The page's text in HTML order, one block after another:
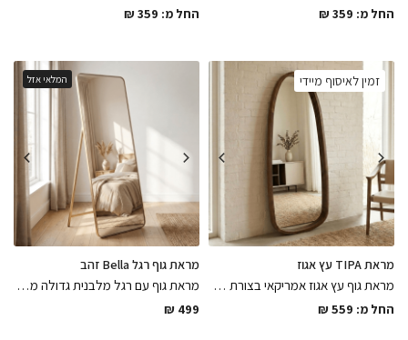
החל מ: ₪ 359 החל מ: ₪ 359
זמין לאיסוף מיידי
מראת TIPA עץ אגוז
מראת גוף עץ אגוז אמריקאי בצורת טיפה ממסגרת עץ בגימור לכה מט במגוון מידות , פיס שיכניס המון חום לחלל וישדרג אותו
החל מ: ₪ 559
המלאי אזל
מראת גוף רגל Bella זהב
מראת גוף עם רגל מלבנית גדולה ממסגרת מתכת דקיקה בגוון זהב עם קצוות מעוגלים צבועה בתנור בגימור מושלם
₪ 499